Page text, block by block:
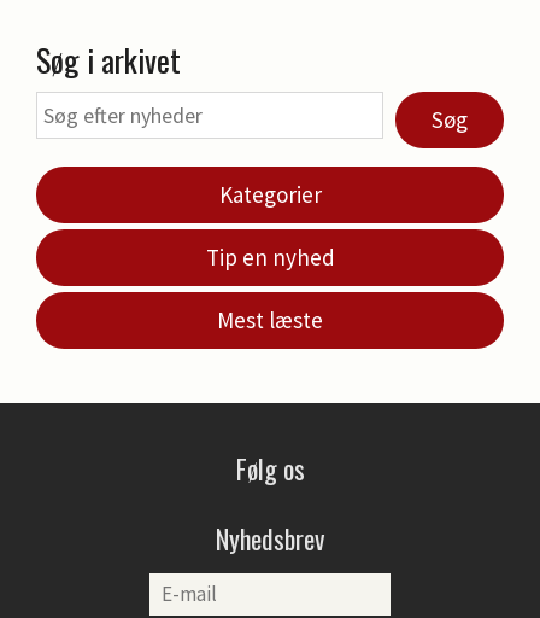
Søg i arkivet
Søg
Kategorier
Tip en nyhed
Mest læste
Følg os
Nyhedsbrev